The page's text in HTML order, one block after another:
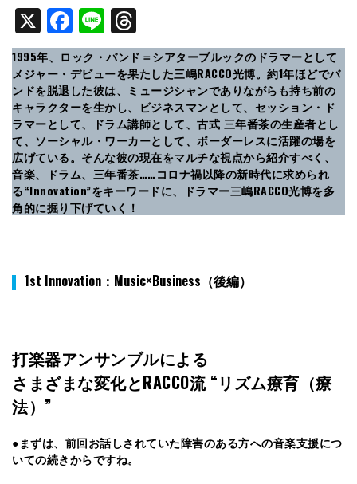
X Facebook
Line
1995年、ロック・バンド＝シアターブルックのドラマーとして
メジャー・デビューを果たした三嶋RACCO光博。約1年ほどでバ
ンドを脱退した彼は、ミュージシャンでありながらも持ち前の
キャラクターを生かし、ビジネスマンとして、セッション・ド
ラマーとして、ドラム講師として、古式 三年番茶の生産者とし
て、ソーシャル・ワーカーとして、ボーダーレスに活躍の場を
広げている。そんな彼の現在をマルチな視点から紹介すべく、
音楽、ドラム、三年番茶……コロナ禍以降の新時代に求められ
る“Innovation”をキーワードに、ドラマー三嶋RACCO光博を多
角的に掘り下げていく！
1st Innovation：Music×Business（後編）
打楽器アンサンブルによる
さまざまな変化とRACCO流 “リズム療育（療
法）”
●まずは、前回お話しされていた障害のある方への音楽支援につ
いての続きからですね。